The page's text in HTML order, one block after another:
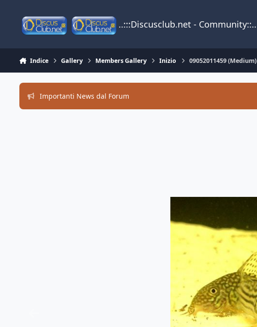
..:::Discusclub.net - Community::..
Indice Gallery Members Gallery Inizio 09052011459 (Medium)
Importanti News dal Forum